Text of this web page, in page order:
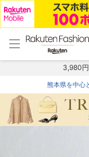
menu home
トップ
3,980
熊本県を中心